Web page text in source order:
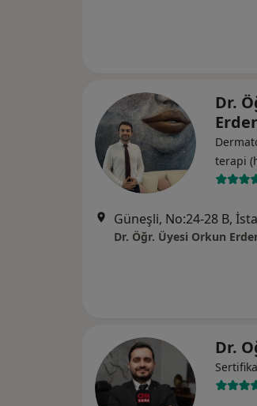
Dr.
terapi
Güneşli, No:24-28 B,
Dr. Öğr. Üyesi Orkun
Dr.